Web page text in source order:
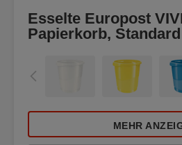
Esselte Europost
Papierkorb, Standard
MEHR